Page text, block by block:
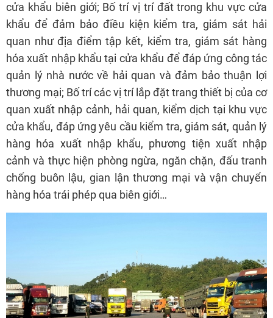
cửa khẩu biên giới; Bố trí vị trí đất trong khu vực cửa
khẩu để đảm bảo điều kiện kiểm tra, giám sát hải
quan như địa điểm tập kết, kiểm tra, giám sát hàng
hóa xuất nhập khẩu tại cửa khẩu để đáp ứng công tác
quản lý nhà nước về hải quan và đảm bảo thuận lợi
thương mại; Bố trí các vị trí lắp đặt trang thiết bị của cơ
quan xuất nhập cảnh, hải quan, kiểm dịch tại khu vực
cửa khẩu, đáp ứng yêu cầu kiểm tra, giám sát, quản lý
hàng hóa xuất nhập khẩu, phương tiện xuất nhập
cảnh và thực hiện phòng ngừa, ngăn chặn, đấu tranh
chống buôn lậu, gian lận thương mại và vận chuyển
hàng hóa trái phép qua biên giới…